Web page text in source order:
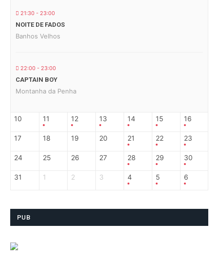
21:30 - 23:00
NOITE DE FADOS
Banhos Velhos
22:00 - 23:00
CAPTAIN BOY
Montanha da Penha
10 11 12 13 14 15 16
17 18 19 20 21 22 23
24 25 26 27 28 29 30
31 1 2 3 4 5 6
PUB